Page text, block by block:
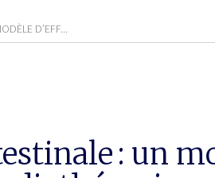
D’EFF...
: un